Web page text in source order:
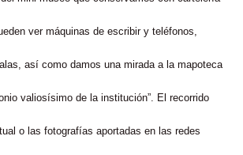
ver máquinas de escribir y teléfonos,
así como damos una mirada a la mapoteca
valiosísimo de la institución”. El recorrido
o las fotografías aportadas en las redes